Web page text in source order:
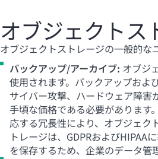
オブジェクトス
オブジェクトストレージの一般的な
バックアップ/アーカイブ: オブジ
使用されます。バックアップおよ
サイバー攻撃、ハードウェア障
手頃な価格である必要があります
応する冗長性により、オブジェク
トレージは、GDPRおよびHIPAA
を保存するため、企業のデータ管